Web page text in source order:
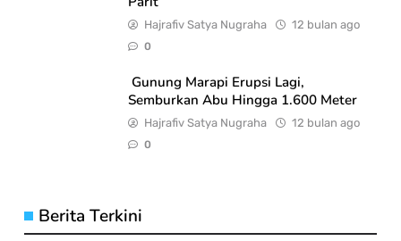
Hajrafiv Satya Nugraha 12 bulan ago
0
Gunung Marapi Erupsi Lagi,
Semburkan Abu Hingga 1.600 Meter
Hajrafiv Satya Nugraha 12 bulan ago
0
Berita Terkini